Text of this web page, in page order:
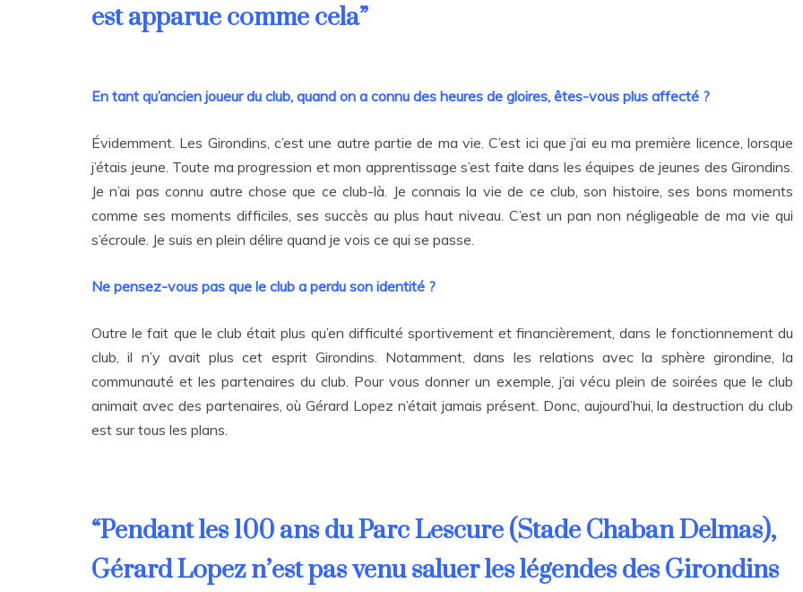
est apparue comme cela”
En tant qu’ancien joueur du club, quand on a connu des heures de gloires, êtes-vous plus affecté ?
Évidemment. Les Girondins, c’est une autre partie de ma vie. C’est ici que j’ai eu ma première licence, lorsque
j’étais jeune. Toute ma progression et mon apprentissage s’est faite dans les équipes de jeunes des Girondins.
Je n’ai pas connu autre chose que ce club-là. Je connais la vie de ce club, son histoire, ses bons moments
comme ses moments difficiles, ses succès au plus haut niveau. C’est un pan non négligeable de ma vie qui
s’écroule. Je suis en plein délire quand je vois ce qui se passe.
Ne pensez-vous pas que le club a perdu son identité ?
Outre le fait que le club était plus qu’en difficulté sportivement et financièrement, dans le fonctionnement du
club, il n’y avait plus cet esprit Girondins. Notamment, dans les relations avec la sphère girondine, la
communauté et les partenaires du club. Pour vous donner un exemple, j’ai vécu plein de soirées que le club
animait avec des partenaires, où Gérard Lopez n’était jamais présent. Donc, aujourd’hui, la destruction du club
est sur tous les plans.
“Pendant les 100 ans du Parc Lescure (Stade Chaban Delmas),
Gérard Lopez n’est pas venu saluer les légendes des Girondins